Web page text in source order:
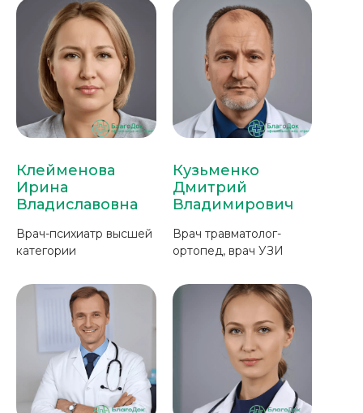
Клейменова
Ирина
Владиславовна
Врач-психиатр высшей
категории
Кузьменко
Дмитрий
Владимирович
Врач травматолог-
ортопед, врач УЗИ